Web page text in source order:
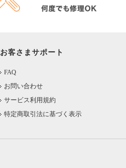
お客さまサポート
FAQ
お問い合わせ
サービス利用規約
特定商取引法に基づく表示